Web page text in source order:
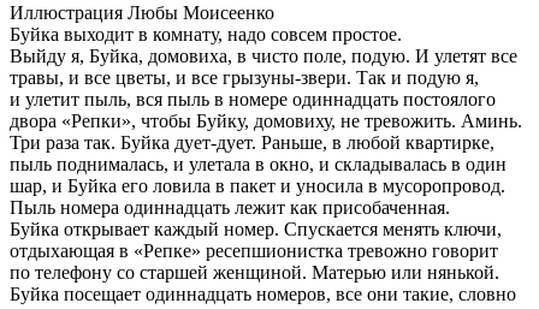
Иллюстрация Любы Моисеенко
Буйка выходит в комнату, надо совсем простое.
Выйду я, Буйка, домовиха, в чисто поле, подую. И улетят все
травы, и все цветы, и все грызуны-звери. Так и подую я,
и улетит пыль, вся пыль в номере одиннадцать постоялого
двора «Репки», чтобы Буйку, домовиху, не тревожить. Аминь.
Три раза так. Буйка дует-дует. Раньше, в любой квартирке,
пыль поднималась, и улетала в окно, и складывалась в один
шар, и Буйка его ловила в пакет и уносила в мусоропровод.
Пыль номера одиннадцать лежит как присобаченная.
Буйка открывает каждый номер. Спускается менять ключи,
отдыхающая в «Репке» ресепшионистка тревожно говорит
по телефону со старшей женщиной. Матерью или нянькой.
Буйка посещает одиннадцать номеров, все они такие, словно